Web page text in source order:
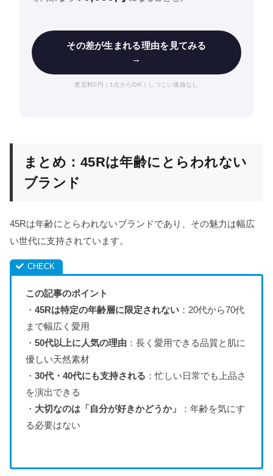
その差が生まれる理由を見てみる
→
査定料0円｜1点からOK｜しつこい連絡なし
まとめ：45Rは年齢にとらわれない
ブランド
45Rは年齢にとらわれないブランドであり、その魅力は幅広
い世代に支持されています。
この記事のポイント
・ 45Rは特定の年齢層に限定されない：20代から70代
まで幅広く愛用
・ 50代以上に人気の理由 ：長く愛用できる品質と肌に
優しい天然素材
・ 30代・40代にも支持される ：忙しい日常でも上品さ
を演出できる
・ 大切なのは「自分が好きかどうか」
：年齢を気にす
る必要はない